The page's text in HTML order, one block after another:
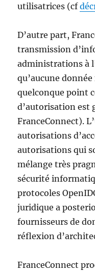
utilisatrices (cf
D’autre part,
transmission
administrations à
qu’aucune
quelconque point
d’autorisation est
FranceConnect).
autorisations
autorisations qui
mélange très
sécurité
protocoles
juridique a
fournisseurs de
réflexion
FranceConnect